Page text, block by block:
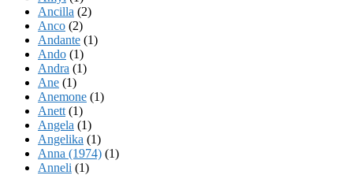
Ancilla (2)
Anco (2)
Andante (1)
Ando (1)
Andra (1)
Ane (1)
Anemone (1)
Anett (1)
Angela (1)
Angelika (1)
Anna (1974) (1)
Anneli (1)